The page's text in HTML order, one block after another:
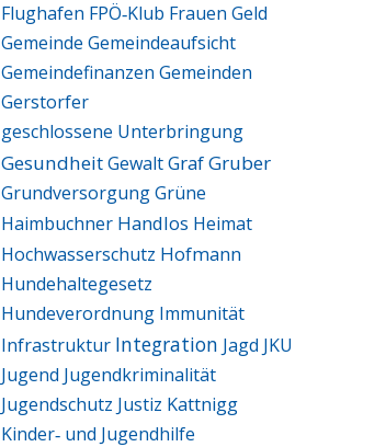
Flughafen FPÖ‑Klub Frauen Geld
Gemeinde Gemeindeaufsicht
Gemeindefinanzen Gemeinden
Gerstorfer
geschlossene Unterbringung
GesundheitGewaltGrafGruber
GrundversorgungGrüne
Haimbuchner Handlos Heimat
Hochwasserschutz Hofmann
Hundehaltegesetz
Hundeverordnung Immunität
Infrastruktur Integration Jagd JKU
Jugend Jugendkriminalität
Jugendschutz Justiz Kattnigg
Kinder‑ und Jugendhilfe